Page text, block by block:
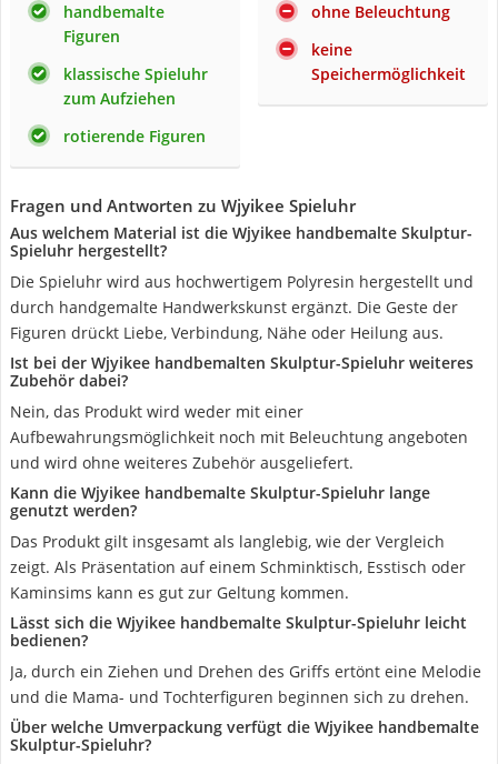
handbemalte
Figuren
klassische Spieluhr
zum Aufziehen
rotierende Figuren
ohne Beleuchtung
keine
Speichermöglichkeit
Fragen und Antworten zu Wjyikee Spieluhr
Aus welchem Material ist die Wjyikee handbemalte Skulptur-
Spieluhr hergestellt?
Die Spieluhr wird aus hochwertigem Polyresin hergestellt und
durch handgemalte Handwerkskunst ergänzt. Die Geste der
Figuren drückt Liebe, Verbindung, Nähe oder Heilung aus.
Ist bei der Wjyikee handbemalten Skulptur-Spieluhr weiteres
Zubehör dabei?
Nein, das Produkt wird weder mit einer
Aufbewahrungsmöglichkeit noch mit Beleuchtung angeboten
und wird ohne weiteres Zubehör ausgeliefert.
Kann die Wjyikee handbemalte Skulptur-Spieluhr lange
genutzt werden?
Das Produkt gilt insgesamt als langlebig, wie der Vergleich
zeigt. Als Präsentation auf einem Schminktisch, Esstisch oder
Kaminsims kann es gut zur Geltung kommen.
Lässt sich die Wjyikee handbemalte Skulptur-Spieluhr leicht
bedienen?
Ja, durch ein Ziehen und Drehen des Griffs ertönt eine Melodie
und die Mama- und Tochterfiguren beginnen sich zu drehen.
Über welche Umverpackung verfügt die Wjyikee handbemalte
Skulptur-Spieluhr?